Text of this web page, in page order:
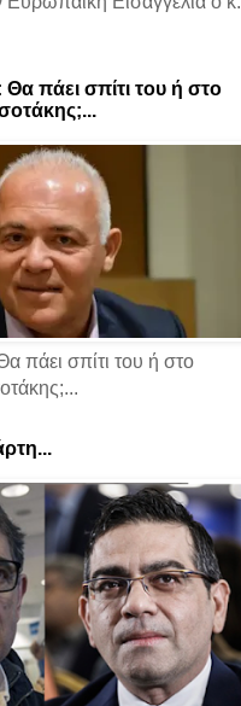
πάει σπίτι του ή στο
πάει σπίτι του ή στο